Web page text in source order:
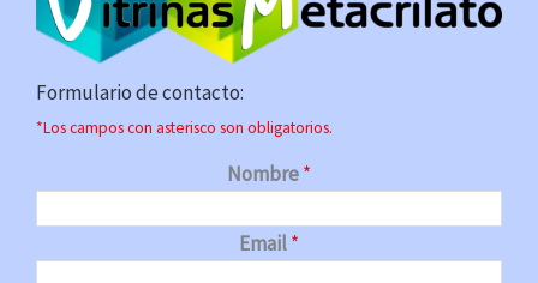
Formulario de contacto:
*Los campos con asterisco son obligatorios.
Nombre*
Email*